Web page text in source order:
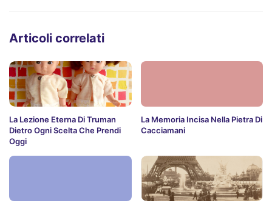
Articoli correlati
La Lezione Eterna Di Truman
Dietro Ogni Scelta Che Prendi
Oggi
La Memoria Incisa Nella Pietra Di
Cacciamani